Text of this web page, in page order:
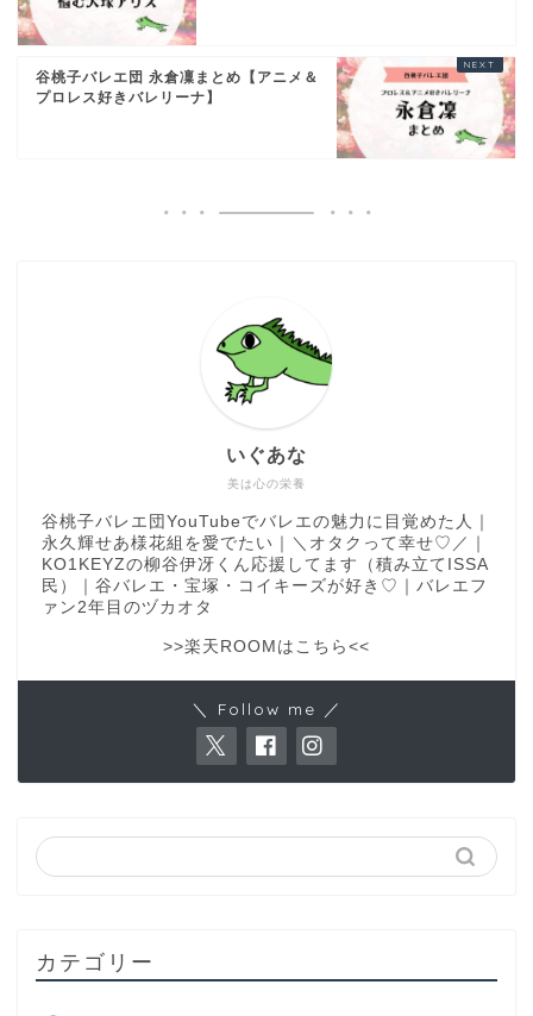
谷桃子バレエ団 永倉凜まとめ【アニメ＆
プロレス好きバレリーナ】
美は心の栄養
いぐあな
谷桃子バレエ団YouTubeでバレエの魅力に目覚めた人｜
永久輝せあ様花組を愛でたい｜＼オタクって幸せ♡／｜
KO1KEYZの柳谷伊冴くん応援してます（積み立てISSA
民）｜谷バレエ・宝塚・コイキーズが好き♡｜バレエフ
ァン2年目のヅカオタ
>>楽天ROOMはこちら<<
＼ Follow me ／
カテゴリー